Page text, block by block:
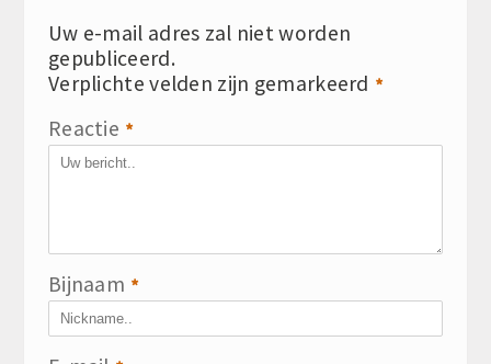
Uw e-mail adres zal niet worden
gepubliceerd.
Verplichte velden zijn gemarkeerd *
Reactie *
Bijnaam *